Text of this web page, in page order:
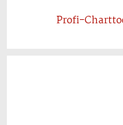
Profi-